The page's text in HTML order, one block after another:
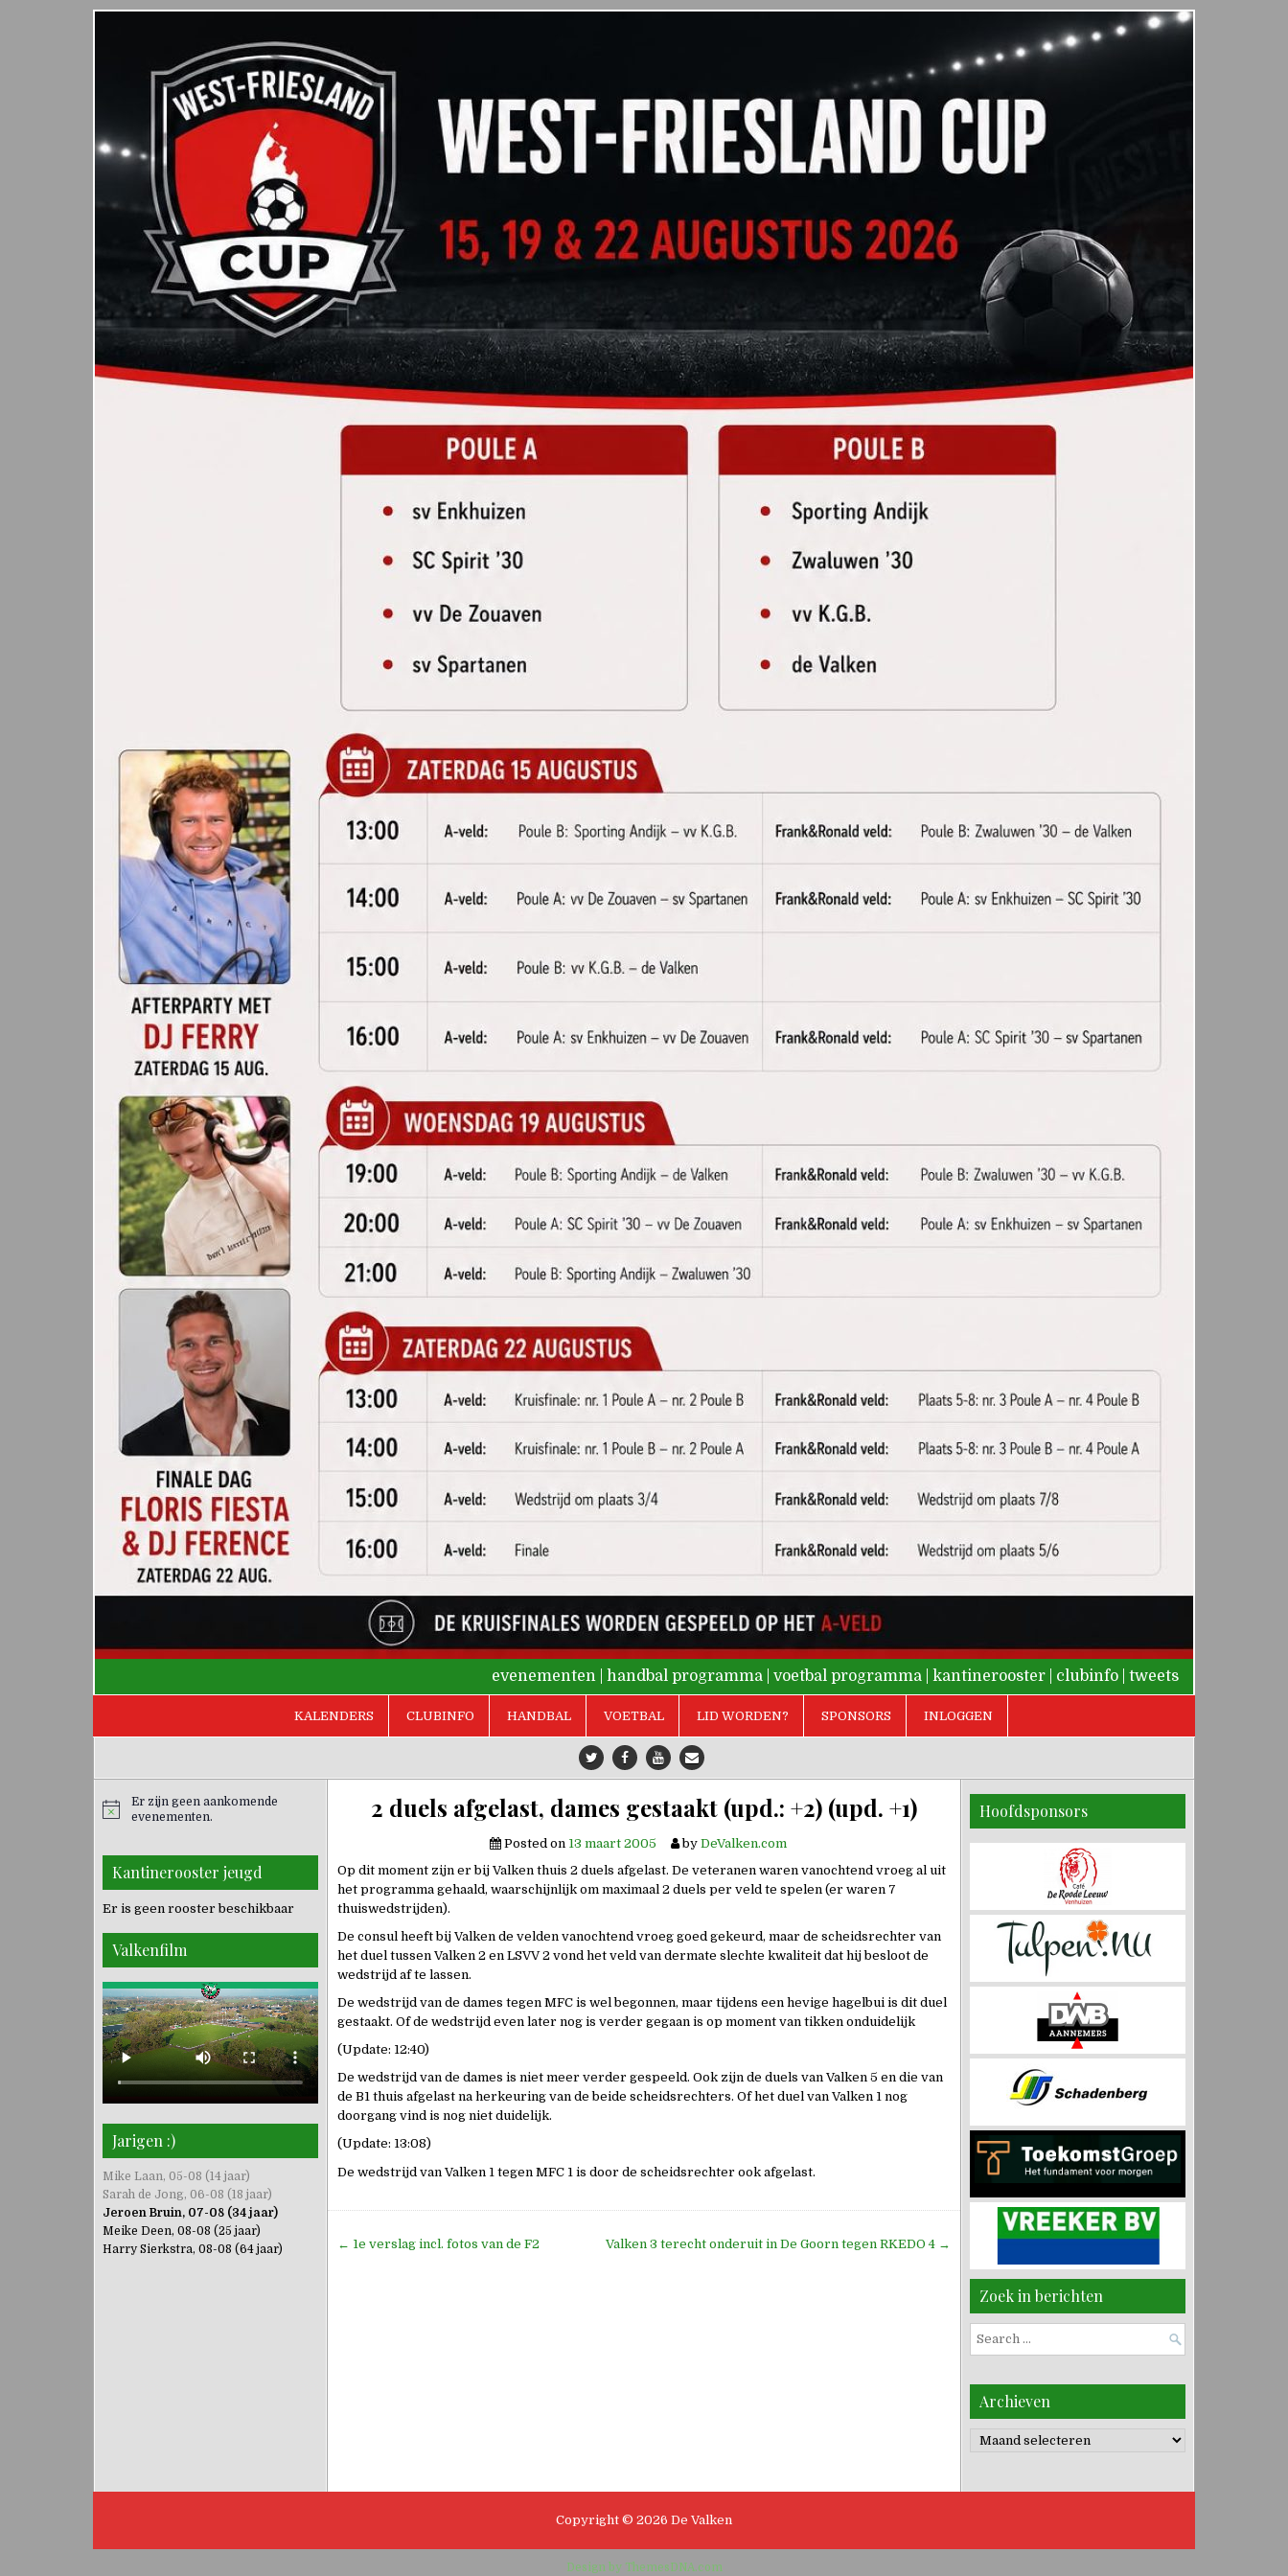
evenementen handbal programma voetbal programma kantinerooster clubinfo tweets
KALENDERS CLUBINFO HANDBAL VOETBAL LID WORDEN? SPONSORS INLOGGEN
2 duels afgelast, dames gestaakt (upd.: +2) (upd. +1)
Posted on 13 maart 2005 by DeValken.com
Op dit moment zijn er bij Valken thuis 2 duels afgelast. De veteranen waren vanochtend vroeg al uit
het programma gehaald, waarschijnlijk om maximaal 2 duels per veld te spelen (er waren 7
thuiswedstrijden).
De consul heeft bij Valken de velden vanochtend vroeg goed gekeurd, maar de scheidsrechter van
het duel tussen Valken 2 en LSVV 2 vond het veld van dermate slechte kwaliteit dat hij besloot de
wedstrijd af te lassen.
De wedstrijd van de dames tegen MFC is wel begonnen, maar tijdens een hevige hagelbui is dit duel
gestaakt. Of de wedstrijd even later nog is verder gegaan is op moment van tikken onduidelijk
(Update: 12:40)
De wedstrijd van de dames is niet meer verder gespeeld. Ook zijn de duels van Valken 5 en die van
de B1 thuis afgelast na herkeuring van de beide scheidsrechters. Of het duel van Valken 1 nog
doorgang vind is nog niet duidelijk.
(Update: 13:08)
De wedstrijd van Valken 1 tegen MFC 1 is door de scheidsrechter ook afgelast.
Bericht
← 1e verslag incl. fotos van de F2 Valken 3 terecht onderuit in De Goorn tegen RKEDO 4 →
Er zijn geen aankomende
evenementen.
Kantinerooster jeugd
Er is geen rooster beschikbaar
Valkenfilm
Jarigen :)
Mike Laan, 05-08 (14 jaar)
Sarah de Jong, 06-08 (18 jaar)
Jeroen Bruin, 07-08 (34 jaar)
Meike Deen, 08-08 (25 jaar)
Harry Sierkstra, 08-08 (64 jaar)
Hoofdsponsors
Zoek in berichten
Search
for:
Archieven
Archieven
Copyright © 2026 De Valken
Design by ThemesDNA.com